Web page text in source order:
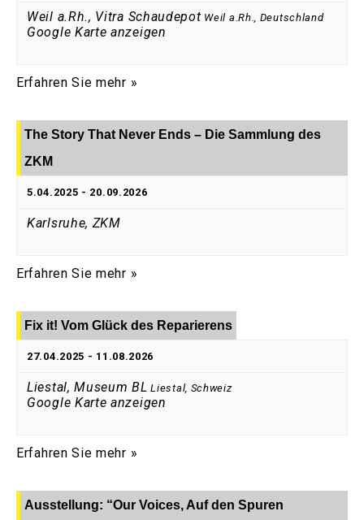
Weil a.Rh., Vitra Schaudepot Weil a.Rh., Deutschland
Google Karte anzeigen
Erfahren Sie mehr »
The Story That Never Ends – Die Sammlung des
ZKM
5.04.2025 - 20.09.2026
Karlsruhe, ZKM
Erfahren Sie mehr »
Fix it! Vom Glück des Reparierens
27.04.2025 - 11.08.2026
Liestal, Museum BL Liestal, Schweiz
Google Karte anzeigen
Erfahren Sie mehr »
Ausstellung: “Our Voices, Auf den Spuren